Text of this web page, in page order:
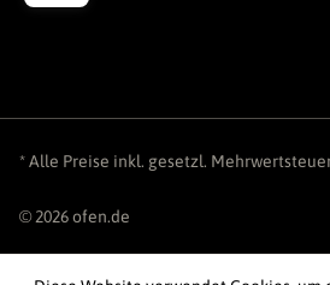
* Alle Preise inkl. gesetzl.
© 2026 ofen.de